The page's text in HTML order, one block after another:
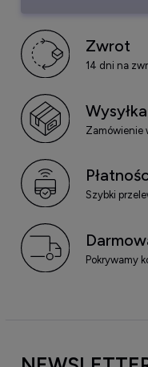
Zwrot
14 dni na
Wysyłka
Zamówienie
Szybki
Pokrywamy